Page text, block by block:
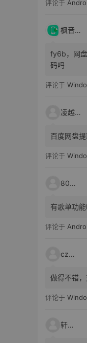
评论于
枫音应用
fy6b，网
码吗
评论于
凌越电子
百度网盘提
评论于
80521
有歌单功
评论于
czh7
做得不错
评论于
轩爸